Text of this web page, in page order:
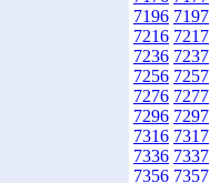
7196 7197
7216 7217
7236 7237
7256 7257
7276 7277
7296 7297
7316 7317
7336 7337
7356 7357